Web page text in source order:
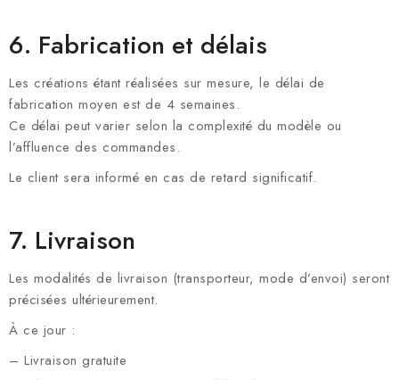
6. Fabrication et délais
Les créations étant réalisées sur mesure, le délai de
fabrication moyen est de 4 semaines.
Ce délai peut varier selon la complexité du modèle ou
l’affluence des commandes.
Le client sera informé en cas de retard significatif.
7. Livraison
Les modalités de livraison (transporteur, mode d’envoi) seront
précisées ultérieurement.
À ce jour :
– Livraison gratuite